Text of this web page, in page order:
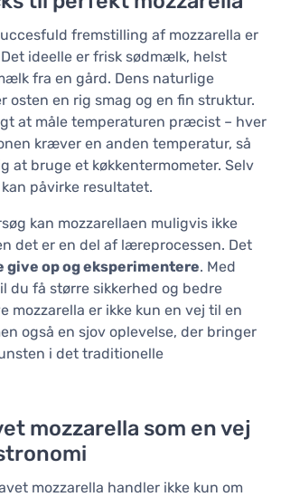
fremstilling af mozzarella er
Det ideelle er frisk sødmælk, helst
fra en gård. Dens naturlige
osten en rig smag og en fin struktur.
at måle temperaturen præcist – hver
kræver en anden temperatur, så
at bruge et køkkentermometer. Selv
påvirke resultatet.
kan mozzarellaen muligvis ikke
det er en del af læreprocessen. Det
give op og eksperimentere. Med
du få større sikkerhed og bedre
mozzarella er ikke kun en vej til en
også en sjov oplevelse, der bringer
i det traditionelle
mozzarella som en vej
mozzarella handler ikke kun om